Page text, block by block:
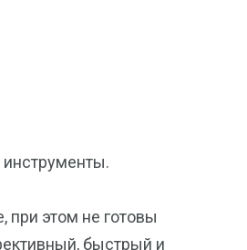
при этом не готовы
быстрый и